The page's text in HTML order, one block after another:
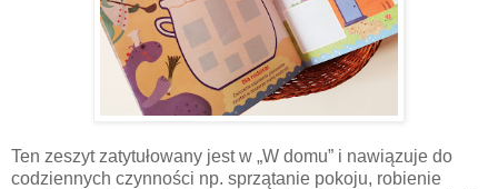
Ten zeszyt zatytułowany jest w „W domu” i nawiązuje do
codziennych czynności np. sprzątanie pokoju, robienie